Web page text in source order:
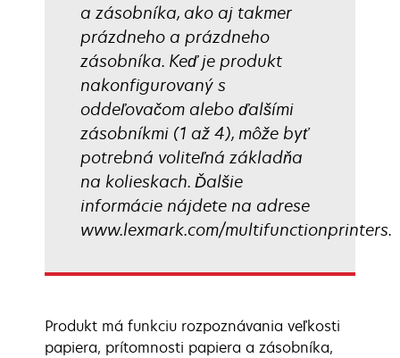
a zásobníka, ako aj takmer
prázdneho a prázdneho
zásobníka. Keď je produkt
nakonfigurovaný s
oddeľovačom alebo ďalšími
zásobníkmi (1 až 4), môže byť
potrebná voliteľná základňa
na kolieskach. Ďalšie
informácie nájdete na adrese
www.lexmark.com/multifunctionprinters.
Produkt má funkciu rozpoznávania veľkosti
papiera, prítomnosti papiera a zásobníka,